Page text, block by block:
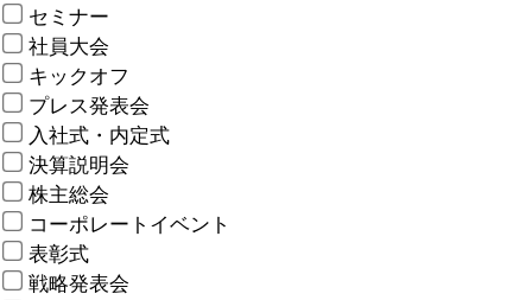
セミナー
社員大会
キックオフ
プレス発表会
入社式・内定式
決算説明会
株主総会
コーポレートイベント
表彰式
戦略発表会